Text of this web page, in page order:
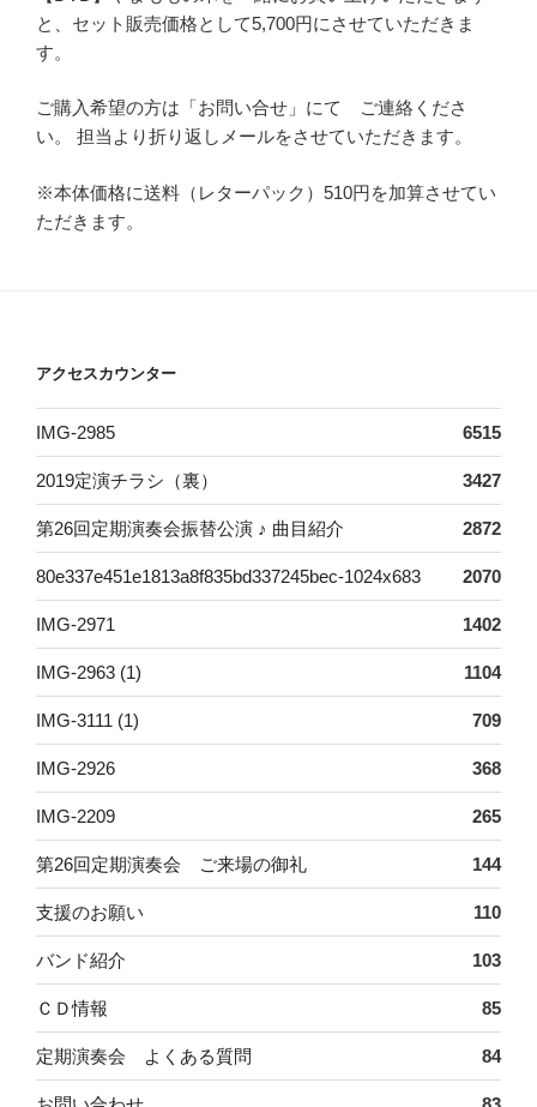
と、セット販売価格として5,700円にさせていただきま
す。
ご購入希望の方は「お問い合せ」にて ご連絡くださ
い。 担当より折り返しメールをさせていただきます。
※本体価格に送料（レターパック）510円を加算させてい
ただきます。
アクセスカウンター
IMG-2985 6515
2019定演チラシ（裏） 3427
第26回定期演奏会振替公演 ♪ 曲目紹介 2872
80e337e451e1813a8f835bd337245bec-1024x683 2070
IMG-2971 1402
IMG-2963 (1) 1104
IMG-3111 (1) 709
IMG-2926 368
IMG-2209 265
第26回定期演奏会 ご来場の御礼 144
支援のお願い 110
バンド紹介 103
ＣＤ情報 85
定期演奏会 よくある質問 84